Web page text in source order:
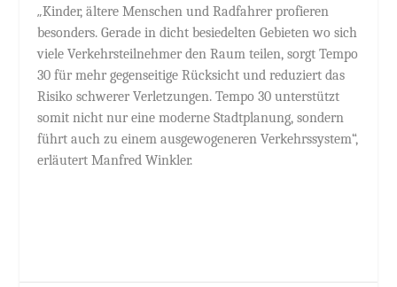
„Kinder, ältere Menschen und Radfahrer profieren
besonders. Gerade in dicht besiedelten Gebieten wo sich
viele Verkehrsteilnehmer den Raum teilen, sorgt Tempo
30 für mehr gegenseitige Rücksicht und reduziert das
Risiko schwerer Verletzungen. Tempo 30 unterstützt
somit nicht nur eine moderne Stadtplanung, sondern
führt auch zu einem ausgewogeneren Verkehrssystem“,
erläutert Manfred Winkler.